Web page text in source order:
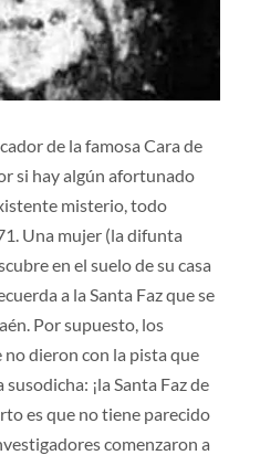
de la famosa Cara de
si hay algún afortunado
misterio, todo
Una mujer (la difunta
en el suelo de su casa
a la Santa Faz que se
Por supuesto, los
dieron con la pista que
¡la Santa Faz de
es que no tiene parecido
comenzaron a